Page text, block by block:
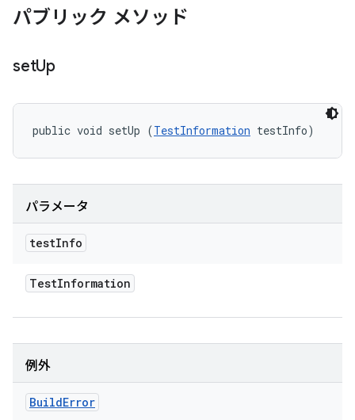
パブリック メソッド
setUp
public void setUp (TestInformation testInfo)
パラメータ
testInfo
TestInformation
例外
BuildError